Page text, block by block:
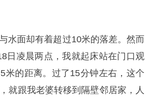
水面却有着超过10米的落差。然而
日凌晨两点，我就起床站在门口观
米的距离。过了15分钟左右，这个
就跟我老婆转移到隔壁邻居家，人